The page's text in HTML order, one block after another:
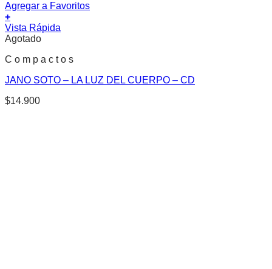
Agregar a Favoritos
+
Vista Rápida
Agotado
C o m p a c t o s
JANO SOTO – LA LUZ DEL CUERPO – CD
$14.900